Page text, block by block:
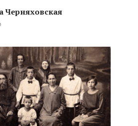
Черняховская
Высотских